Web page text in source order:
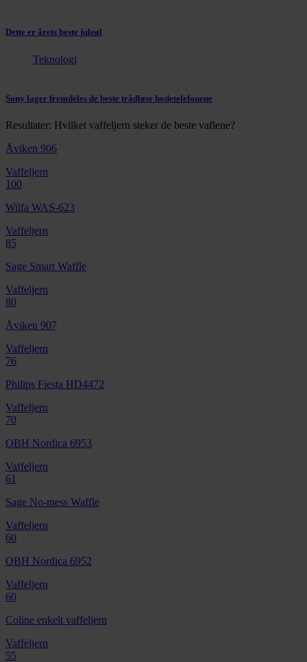
Dette er årets beste juleøl
Teknologi
Sony lager fremdeles de beste trådløse hodetelefonene
Resultater: Hvilket vaffeljern steker de beste vaflene?
Åviken 906
Vaffeljern
100
Wilfa WAS-623
Vaffeljern
85
Sage Smart Waffle
Vaffeljern
80
Åviken 907
Vaffeljern
76
Philips Fiesta HD4472
Vaffeljern
70
OBH Nordica 6953
Vaffeljern
61
Sage No-mess Waffle
Vaffeljern
60
OBH Nordica 6952
Vaffeljern
60
Coline enkelt vaffeljern
Vaffeljern
55